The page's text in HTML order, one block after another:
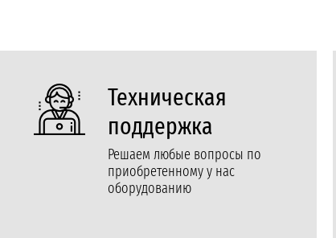
Техническая
поддержка
Решаем любые вопросы по
приобретенному у нас
оборудованию